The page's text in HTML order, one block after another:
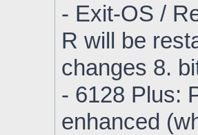
- Exit-OS /
R will be
changes 8.
- 6128 Plus:
enhanced